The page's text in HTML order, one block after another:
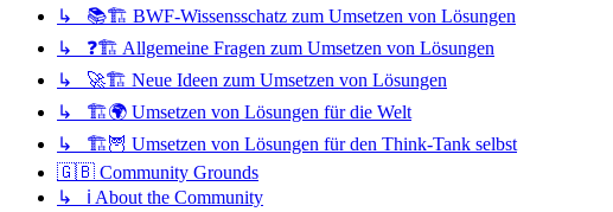
↳ 📚🏗️ BWF-Wissensschatz zum Umsetzen von Lösungen
↳ ❓🏗️ Allgemeine Fragen zum Umsetzen von Lösungen
↳ 🚀🏗️ Neue Ideen zum Umsetzen von Lösungen
↳ 🏗️🌍 Umsetzen von Lösungen für die Welt
↳ 🏗️🦉 Umsetzen von Lösungen für den Think-Tank selbst
🇬🇧 Community Grounds
↳ ℹ️ About the Community